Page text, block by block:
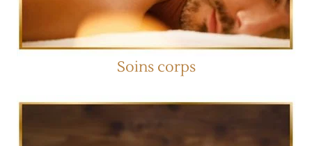
Soins corps